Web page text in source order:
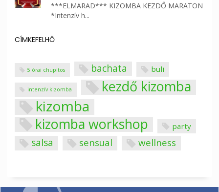
***ELMARAD*** KIZOMBA KEZDŐ MARATON
*Intenzív h...
CÍMKEFELHŐ
5 órai chupitos bachata buli
intenzív kizomba kezdő kizomba
kizomba
kizomba workshop party
salsa sensual wellness